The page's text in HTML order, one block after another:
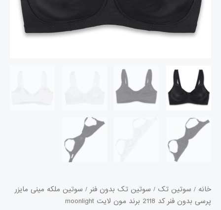
خانه / سوتین تک / سوتین تک بدون فنر/ سوتین ملکه مینی مایزر
پرسی بدون فنر کد 2118 برند مون لایت moonlight
لایت
moonlight